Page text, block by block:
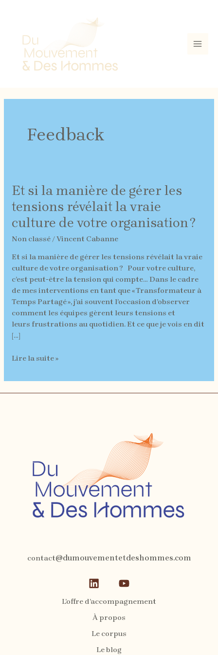
Feedback
Et si la manière de gérer les
tensions révélait la vraie
culture de votre organisation ?
Non classé/Vincent Cabanne
Et si la manière de gérer les tensions révélait la vraie
culture de votre organisation ? Pour votre culture,
c’est peut-être la tension qui compte… Dans le cadre
de mes interventions en tant que « Transformateur à
Temps Partagé », j’ai souvent l’occasion d’observer
comment les équipes gèrent leurs tensions et
leurs frustrations au quotidien. Et ce que je vois en dit
[…]
Et
la
manière
gérer
les
tensions
révélait
la
vraie
culture
de
votre
Lire la suite »
contact@dumouvementetdeshommes.com
L’offre d’accompagnement
À propos
Le corpus
Le blog